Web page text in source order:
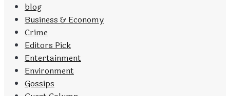
blog
Business & Economy
Crime
Editors Pick
Entertainment
Environment
Gossips